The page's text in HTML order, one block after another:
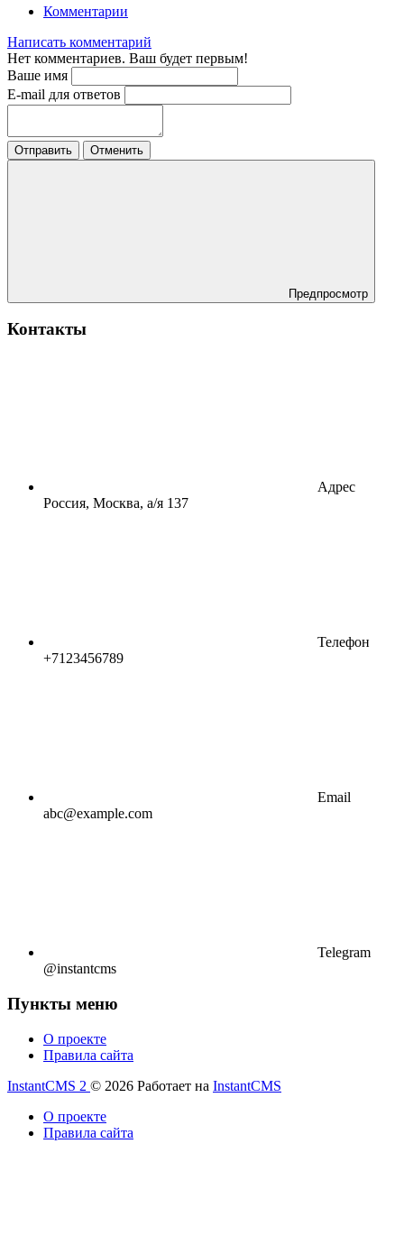
Комментарии
Написать комментарий
Нет комментариев. Ваш будет первым!
Ваше имя
E-mail для ответов
Отправить Отменить
Предпросмотр
Контакты
Адрес
Россия, Москва, а/я 137
Телефон
+7123456789
Email
abc@example.com
Telegram
@instantcms
Пункты меню
О проекте
Правила сайта
InstantCMS 2 © 2026 Работает на InstantCMS
О проекте
Правила сайта